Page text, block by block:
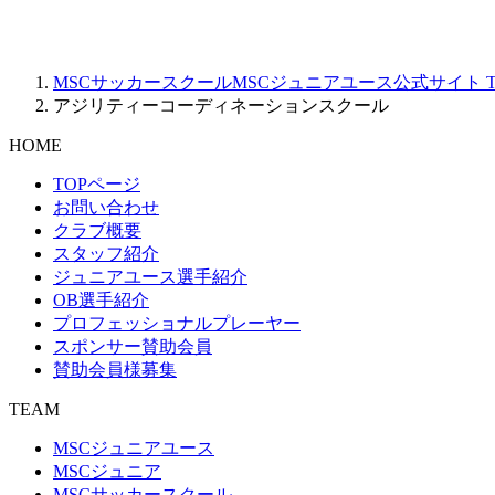
MSCサッカースクールMSCジュニアユース公式サイト
アジリティーコーディネーションスクール
HOME
TOPページ
お問い合わせ
クラブ概要
スタッフ紹介
ジュニアユース選手紹介
OB選手紹介
プロフェッショナルプレーヤー
スポンサー賛助会員
賛助会員様募集
TEAM
MSCジュニアユース
MSCジュニア